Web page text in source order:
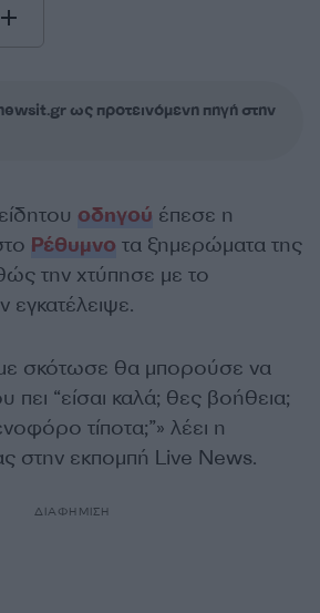
ως προτεινόμενη πηγή στην
οδηγού έπεσε η
Ρέθυμνο τα ξημερώματα της
την χτύπησε με το
εγκατέλειψε.
με σκότωσε θα μπορούσε να
πει “είσαι καλά; θες βοήθεια;
τίποτα;”» λέει η
στην εκπομπή Live News.
ΔΙΑΦΗΜΙΣΗ